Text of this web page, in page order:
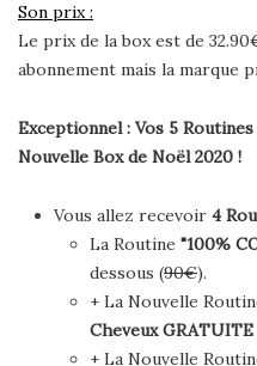
Son prix :
Le prix de la box est de
abonnement mais la marque
Exceptionnel : Vos 5
Nouvelle Box de Noël 2020 !
Vous allez recevoir 4
La Routine "100%
dessous (90€).
+ La Nouvelle
Cheveux GRATUITE
+ La Nouvelle